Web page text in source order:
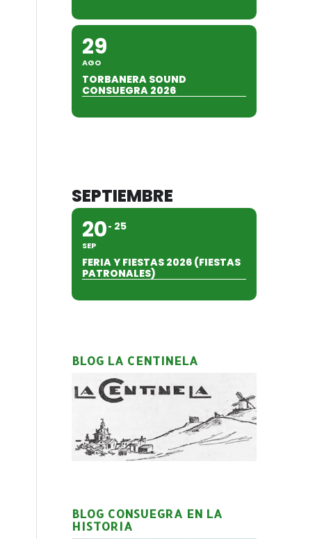
29
AGO
TORBANERA SOUND
CONSUEGRA 2026
SEPTIEMBRE
20
SEP
25
FERIA Y FIESTAS 2026 (FIESTAS
PATRONALES)
BLOG LA CENTINELA
BLOG CONSUEGRA EN LA
HISTORIA